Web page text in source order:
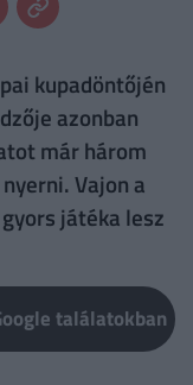
kupadöntőjén
azonban
már három
Vajon a
játéka lesz
találatokban